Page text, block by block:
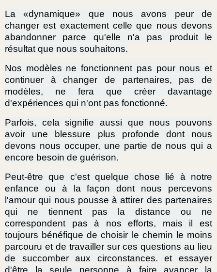
La «dynamique» que nous avons peur de
changer est exactement celle que nous devons
abandonner parce qu'elle n'a pas produit le
résultat que nous souhaitons.
Nos modèles ne fonctionnent pas pour nous et
continuer à changer de partenaires, pas de
modèles, ne fera que créer davantage
d'expériences qui n'ont pas fonctionné.
Parfois, cela signifie aussi que nous pouvons
avoir une blessure plus profonde dont nous
devons nous occuper, une partie de nous qui a
encore besoin de guérison.
Peut-être que c'est quelque chose lié à notre
enfance ou à la façon dont nous percevons
l'amour qui nous pousse à attirer des partenaires
qui ne tiennent pas la distance ou ne
correspondent pas à nos efforts, mais il est
toujours bénéfique de choisir le chemin le moins
parcouru et de travailler sur ces questions au lieu
de succomber aux circonstances. et essayer
d'être la seule personne à faire avancer la